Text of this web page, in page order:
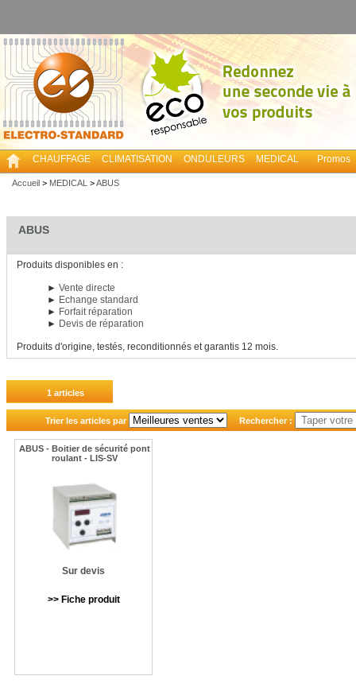
CHAUFFAGE CLIMATISATION ONDULEURS MEDICAL Promos
Accueil > MEDICAL >ABUS
ABUS
Produits disponibles en :
► Vente directe
► Echange standard
► Forfait réparation
► Devis de réparation
Produits d'origine, testés, reconditionnés et garantis 12 mois.
1 articles
Trier les articles par Rechercher :
ABUS - Boitier de sécurité pont
roulant - LIS-SV
Sur devis
>> Fiche produit